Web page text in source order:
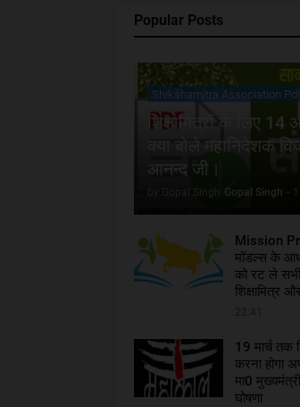
Popular Posts
Shikshamitra Association
शिक्षामित्रों के लिए 14
क्या बोले महानिदेशक
आनन्द जी।
by Gopal Singh Gopal Singh -
Mission
मॉडल्स के
को रट ले सभी
शिक्षामित्र
19 मार्च तक
करना होगा
मा0 मुख्यमंत्री
घोषणा